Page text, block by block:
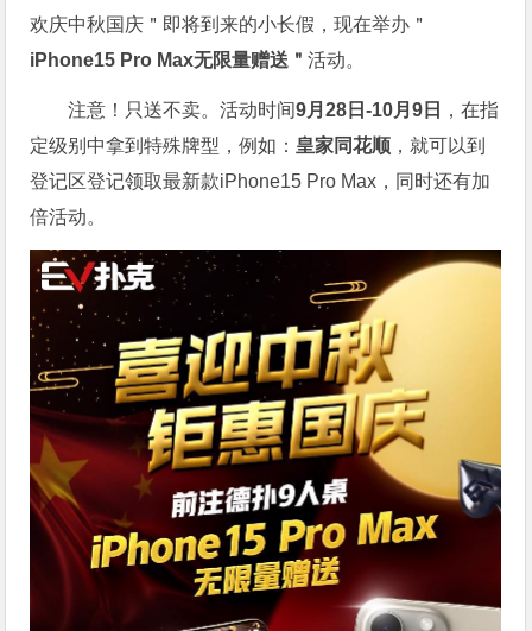
欢庆中秋国庆＂即将到来的小长假，现在举办＂
iPhone15 Pro Max无限量赠送＂活动。
注意！只送不卖。活动时间9月28日-10月9日
，在指
定级别中拿到特殊牌型，例如： 皇家同花顺 ，就可以到
登记区登记领取最新款iPhone15 Pro Max，同时还有加
倍活动。